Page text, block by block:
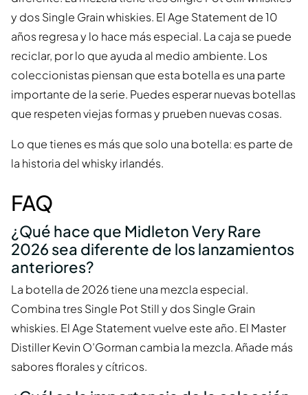
y dos Single Grain whiskies. El Age Statement de 10
años regresa y lo hace más especial. La caja se puede
reciclar, por lo que ayuda al medio ambiente. Los
coleccionistas piensan que esta botella es una parte
importante de la serie. Puedes esperar nuevas botellas
que respeten viejas formas y prueben nuevas cosas.
Lo que tienes es más que solo una botella: es parte de
la historia del whisky irlandés.
FAQ
¿Qué hace que Midleton Very Rare
2026 sea diferente de los lanzamientos
anteriores?
La botella de 2026 tiene una mezcla especial.
Combina tres Single Pot Still y dos Single Grain
whiskies. El Age Statement vuelve este año. El Master
Distiller Kevin O’Gorman cambia la mezcla. Añade más
sabores florales y cítricos.